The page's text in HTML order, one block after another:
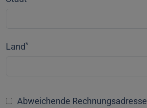
Land*
Abweichende Rechnungsadresse